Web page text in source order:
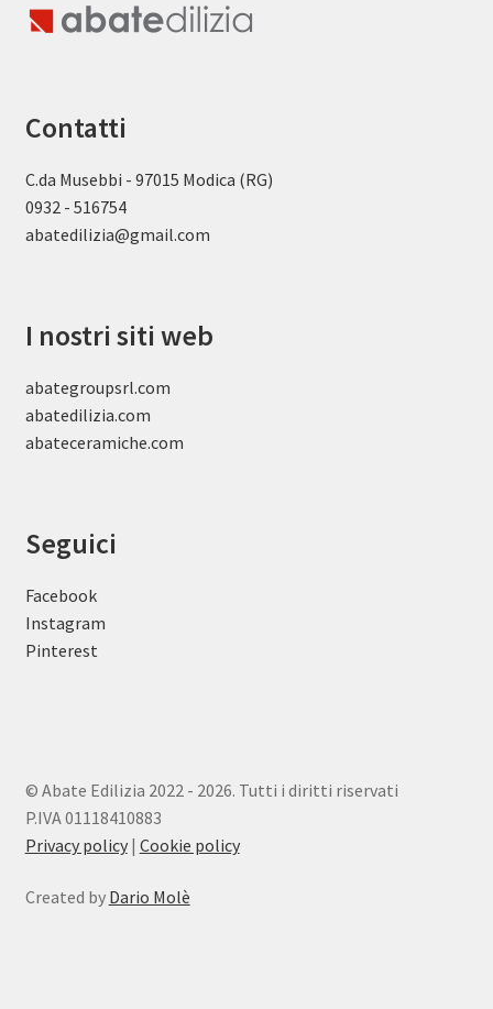
Contatti
C.da Musebbi - 97015 Modica (RG)
0932 - 516754
abatedilizia@gmail.com
I nostri siti web
abategroupsrl.com
abatedilizia.com
abateceramiche.com
Seguici
Facebook
Instagram
Pinterest
© Abate Edilizia 2022 - 2026. Tutti i diritti riservati
P.IVA 01118410883
Privacy policy| Cookie policy
Created by Dario Molè